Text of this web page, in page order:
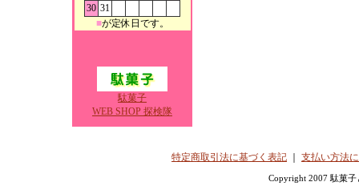
30 31
■が定休日です。
駄菓子
WEB SHOP 探検隊
特定商取引法に基づく表記 支払い方法
Copyright 2007 駄菓